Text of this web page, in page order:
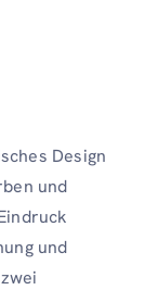
Design
und
und